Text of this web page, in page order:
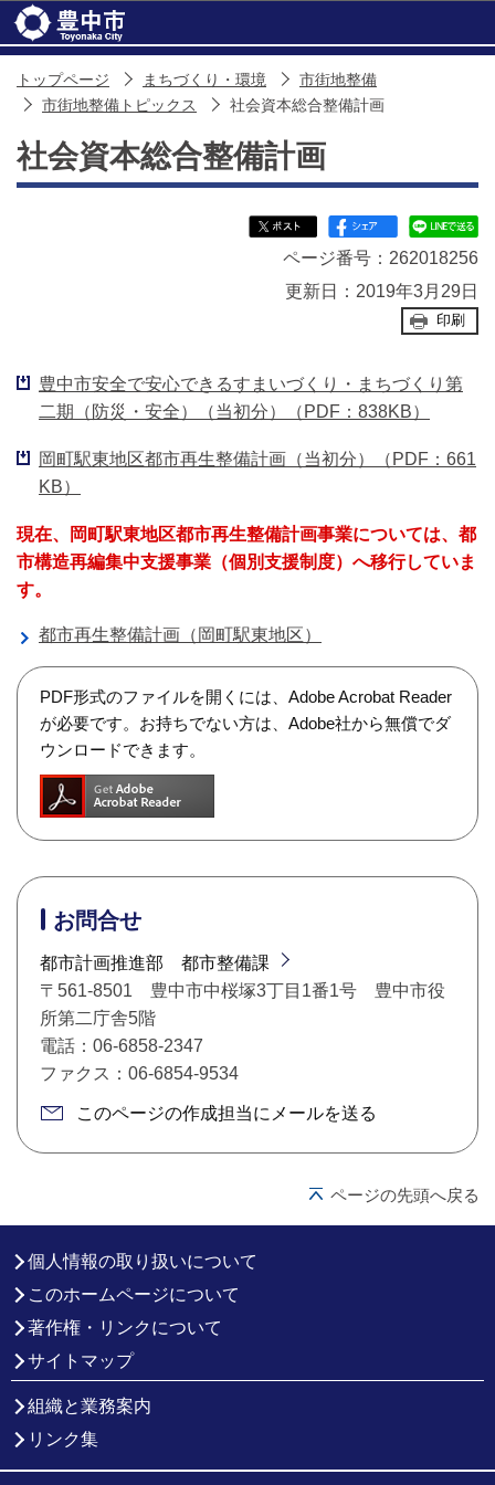
トップページ まちづくり・環境
市街地整備
市街地整備トピックス
社会資本総合整備計画
社会資本総合整備計画
ページ番号：262018256
更新日：2019年3月29日
印刷
豊中市安全で安心できるすまいづくり・まちづくり第
二期（防災・安全）（当初分）（PDF：838KB）
岡町駅東地区都市再生整備計画（当初分）（PDF：661
KB）
現在、岡町駅東地区都市再生整備計画事業については、都
市構造再編集中支援事業（個別支援制度）へ移行していま
す。
都市再生整備計画（岡町駅東地区）
PDF形式のファイルを開くには、Adobe Acrobat Reader
が必要です。お持ちでない方は、Adobe社から無償でダ
ウンロードできます。
お問合せ
都市計画推進部 都市整備課
〒561-8501 豊中市中桜塚3丁目1番1号 豊中市役
所第二庁舎5階
電話：06-6858-2347
ファクス：06-6854-9534
このページの作成担当にメールを送る
ページの先頭へ戻る
個人情報の取り扱いについて
このホームページについて
著作権・リンクについて
サイトマップ
組織と業務案内
リンク集